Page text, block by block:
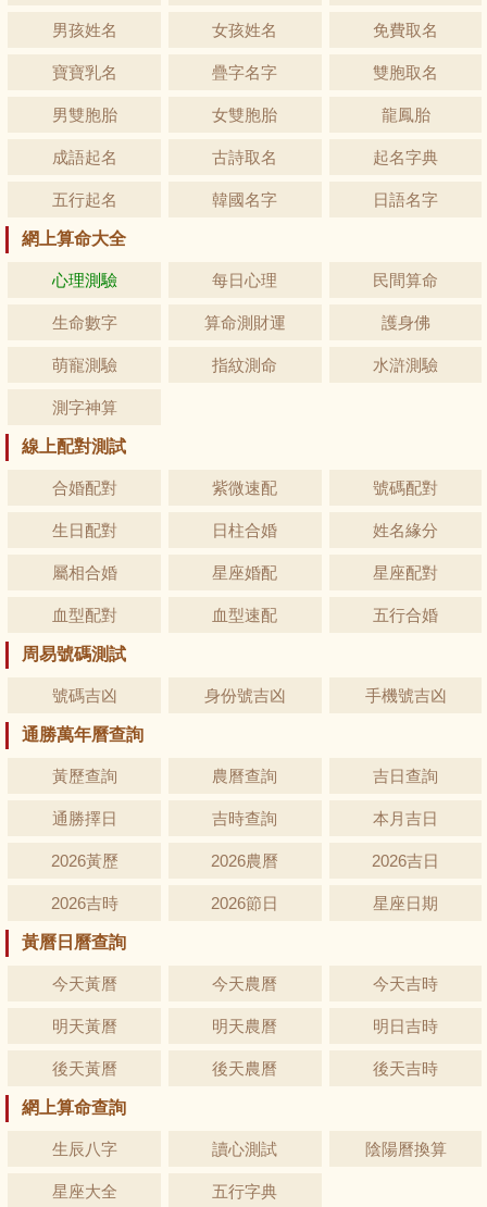
男孩姓名 女孩姓名 免費取名
寶寶乳名 疊字名字 雙胞取名
男雙胞胎 女雙胞胎 龍鳳胎
成語起名 古詩取名 起名字典
五行起名 韓國名字 日語名字
網上算命大全
心理測驗 每日心理 民間算命
生命數字 算命測財運 護身佛
萌寵測驗 指紋測命 水滸測驗
測字神算
線上配對測試
合婚配對 紫微速配 號碼配對
生日配對 日柱合婚 姓名緣分
屬相合婚 星座婚配 星座配對
血型配對 血型速配 五行合婚
周易號碼測試
號碼吉凶 身份號吉凶 手機號吉凶
通勝萬年曆查詢
黃歷查詢 農曆查詢 吉日查詢
通勝擇日 吉時查詢 本月吉日
2026黃歷 2026農曆 2026吉日
2026吉時 2026節日 星座日期
黃曆日曆查詢
今天黃曆 今天農曆 今天吉時
明天黃曆 明天農曆 明日吉時
後天黃曆 後天農曆 後天吉時
網上算命查詢
生辰八字 讀心測試 陰陽曆換算
星座大全 五行字典